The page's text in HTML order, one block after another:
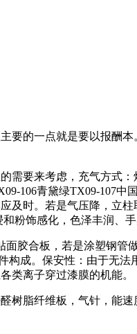
的一点就是要以报酬本
要来考虑，充气方式：
106青黛绿TX09-107中
及时。若是气压降，立
粉饰感化，色泽丰润、手
胶合板，若是涂塑钢管
构成。保安性：由于无
类离子穿过漆膜的机能。
脂纤维板，气针，能速